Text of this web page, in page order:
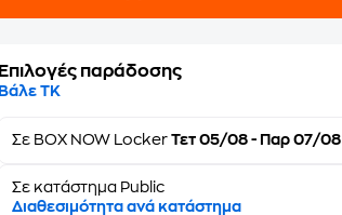
Επιλογές παράδοσης
Βάλε ΤΚ
Σε BOX NOW Locker Τετ 05/08 - Παρ 07/08
Σε κατάστημα Public
Διαθεσιμότητα ανά κατάστημα